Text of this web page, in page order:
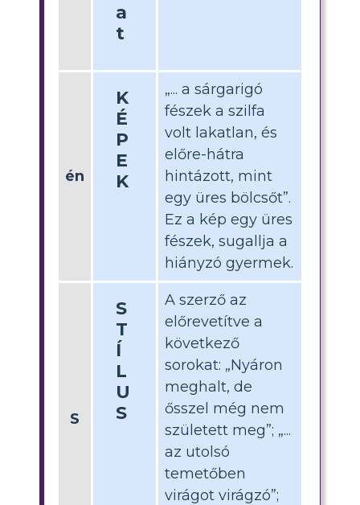
a
t
én
K
É
P
E
K
„... a sárgarigó
fészek a szilfa
volt lakatlan, és
előre-hátra
hintázott, mint
egy üres bölcsőt”.
Ez a kép egy üres
fészek, sugallja a
hiányzó gyermek.
S
S
T
Í
L
U
S
A szerző az
előrevetítve a
következő
sorokat: „Nyáron
meghalt, de
ősszel még nem
született meg”; „...
az utolsó
temetőben
virágot virágzó”;